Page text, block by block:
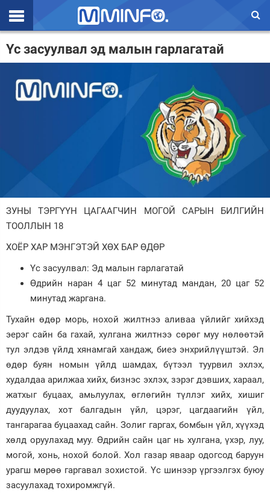
Эхлэл
Валют ханш
Нийгэм
Дэлхий
Энтертайнмэнт
Зурхай
Үс засуулвал эд малын гарлагатай
ЗУНЫ ТЭРГҮҮН ЦАГААГЧИН МОГОЙ САРЫН БИЛГИЙН
ТООЛЛЫН 18
ХОЁР ХАР МЭНГЭТЭЙ ХӨХ БАР ӨДӨР
Үс засуулвал: Эд малын гарлагатай
Өдрийн наран 4 цаг 52 минутад мандан, 20 цаг 52
минутад жаргана.
Тухайн өдөр морь, нохой жилтнээ аливаа үйлийг хийхэд
эерэг сайн ба гахай, хулгана жилтнээ сөрөг муу нөлөөтэй
тул элдэв үйлд хянамгай хандаж, биеэ энхрийлүүштэй. Эл
өдөр буян номын үйлд шамдах, бүтээл туурвил эхлэх,
худалдаа арилжаа хийх, бизнэс эхлэх, зэрэг дэвших, хараал,
жатхыг буцаах, амьлуулах, өглөгийн түллэг хийх, хишиг
дуудуулах, хот балгадын үйл, цэрэг, цагдаагийн үйл,
тангарагаа буцаахад сайн. Золиг гаргах, бомбын үйл, хүүхэд
хөлд оруулахад муу. Өдрийн сайн цаг нь хулгана, үхэр, луу,
могой, хонь, нохой болой. Хол газар яваар одогсод баруун
урагш мөрөө гаргавал зохистой. Үс шинээр үргээлгэх буюу
засуулахад тохиромжгүй.